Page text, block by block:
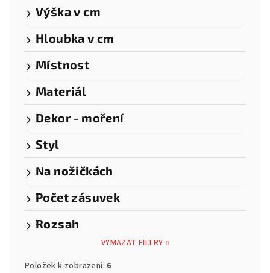
Výška v cm
Hloubka v cm
Místnost
Materiál
Dekor - moření
Styl
Na nožičkách
Počet zásuvek
Rozsah
VYMAZAT FILTRY
Položek k zobrazení: 6